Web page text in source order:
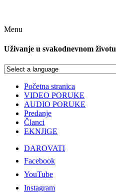
Menu
Uživanje u svakodnevnom životu
Početna stranica
VIDEO PORUKE
AUDIO PORUKE
Predanje
Članci
EKNJIGE
DAROVATI
Facebook
YouTube
Instagram